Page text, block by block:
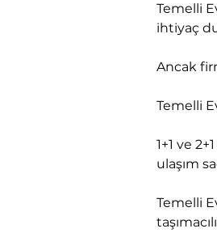
Temelli
ihtiyaç
​Ancak
Temelli
1+1 ve
ulaşım
Temelli